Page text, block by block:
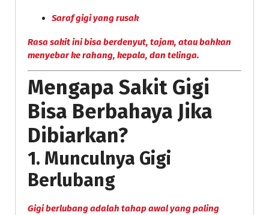
Saraf gigi yang rusak
Rasa sakit ini bisa berdenyut, tajam, atau bahkan
menyebar ke rahang, kepala, dan telinga.
Mengapa Sakit Gigi
Bisa Berbahaya Jika
Dibiarkan?
1. Munculnya Gigi
Berlubang
Gigi berlubang adalah tahap awal yang paling